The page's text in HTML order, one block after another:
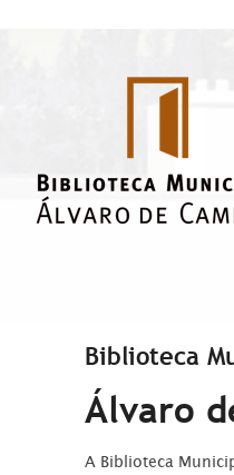
Biblioteca
Álvaro
A Biblioteca